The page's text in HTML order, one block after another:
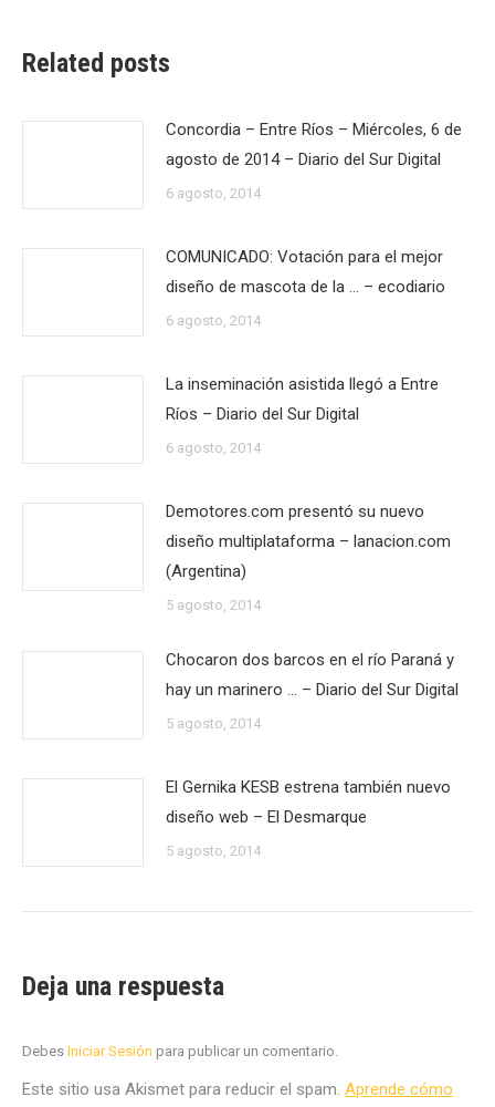
Related posts
Concordia – Entre Ríos – Miércoles, 6 de
agosto de 2014 – Diario del Sur Digital
6 agosto, 2014
COMUNICADO: Votación para el mejor
diseño de mascota de la … – ecodiario
6 agosto, 2014
La inseminación asistida llegó a Entre
Ríos – Diario del Sur Digital
6 agosto, 2014
Demotores.com presentó su nuevo
diseño multiplataforma – lanacion.com
(Argentina)
5 agosto, 2014
Chocaron dos barcos en el río Paraná y
hay un marinero … – Diario del Sur Digital
5 agosto, 2014
El Gernika KESB estrena también nuevo
diseño web – El Desmarque
5 agosto, 2014
Deja una respuesta
Debes Iniciar Sesión para publicar un comentario.
Este sitio usa Akismet para reducir el spam. Aprende cómo